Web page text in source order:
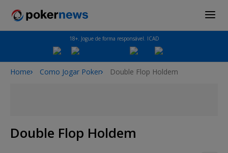
18+. Jogue de forma responsável. ICAD
Home Como Jogar Poker Double Flop Holdem
Double Flop Holdem